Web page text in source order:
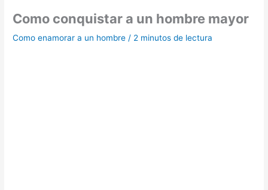
Como conquistar a un hombre mayor
Como enamorar a un hombre / 2 minutos de lectura